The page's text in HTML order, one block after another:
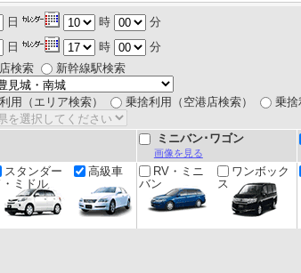
日 時
分
日 時
分
検索 新幹線駅検索
用（エリア検索） 乗捨利用（空港店検索） 乗捨
ミニバン･ワゴン
画像を見る
スタンダー
・ミドル
高級車
RV・ミニ
バン
ワンボック
ス